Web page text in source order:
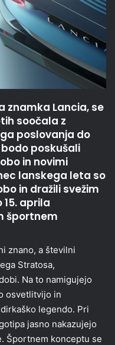
znamka Lancia, se
soočala z
poslovanja do
poskušali
in novimi
lanskega leta so
in dražili svežim
aprila
športnem
znano, a številni
Stratosa,
Na to namigujejo
osvetlitvijo in
legendo. Pri
jasno nakazujejo
Športnem konceptu se